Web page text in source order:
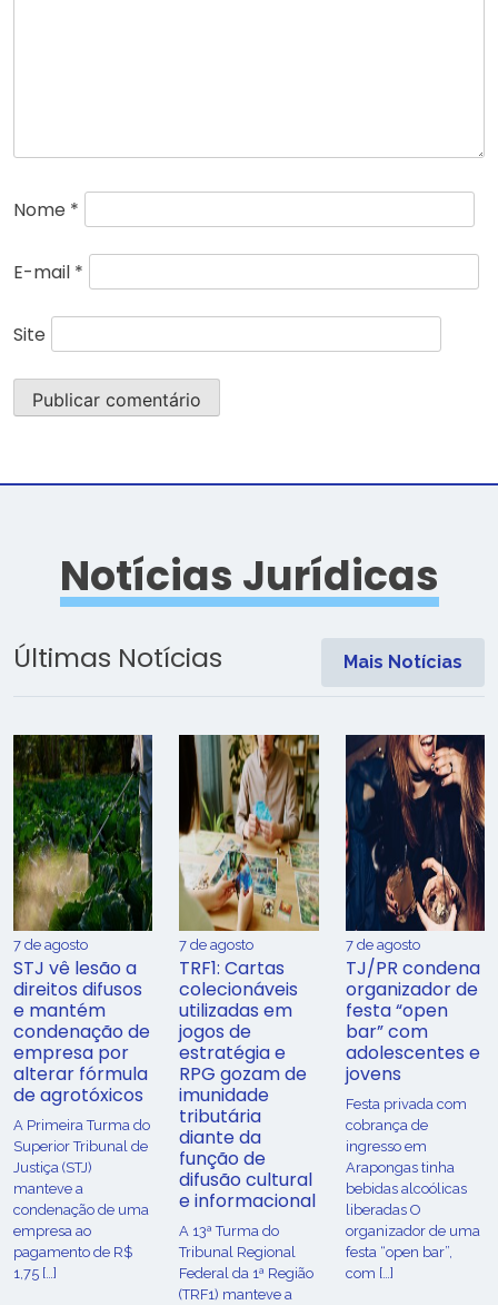
Nome *
E-mail *
Site
Notícias Jurídicas
Últimas Notícias Mais Notícias
7 de agosto
STJ vê lesão a
direitos difusos
e mantém
condenação de
empresa por
alterar fórmula
de agrotóxicos
​A Primeira Turma do
Superior Tribunal de
Justiça (STJ)
manteve a
condenação de uma
empresa ao
pagamento de R$
1,75 […]
7 de agosto
TRF1: Cartas
colecionáveis
utilizadas em
jogos de
estratégia e
RPG gozam de
imunidade
tributária
diante da
função de
difusão cultural
e informacional
A 13ª Turma do
Tribunal Regional
Federal da 1ª Região
(TRF1) manteve a
7 de agosto
TJ/PR condena
organizador de
festa “open
bar” com
adolescentes e
jovens
Festa privada com
cobrança de
ingresso em
Arapongas tinha
bebidas alcoólicas
liberadas O
organizador de uma
festa “open bar”,
com […]